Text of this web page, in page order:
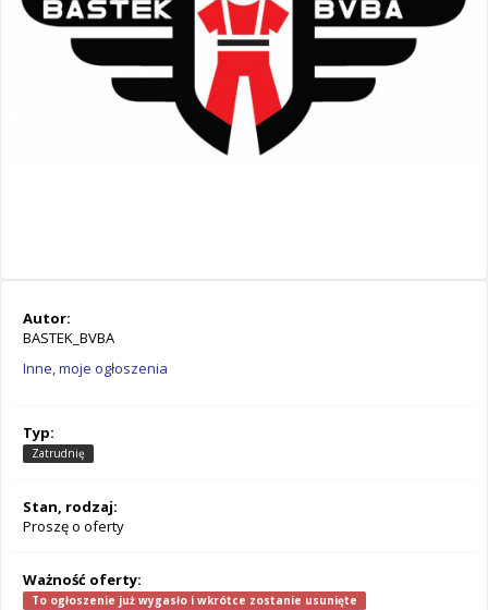
Autor:
BASTEK_BVBA
Inne, moje ogłoszenia
Typ:
Zatrudnię
Stan, rodzaj:
Proszę o oferty
Ważność oferty:
To ogłoszenie już wygasło i wkrótce zostanie usunięte